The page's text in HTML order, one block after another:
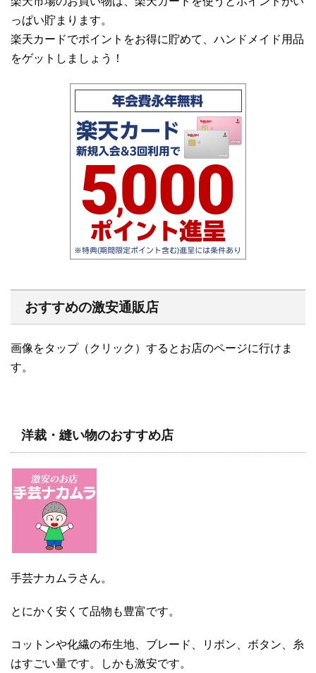
っぱい貯まります。
楽天カードでポイントをお得に貯めて、ハンドメイド用品
をゲットしましょう！
おすすめの激安通販店
画像をタップ（クリック）するとお店のページに行けま
す。
洋裁・縫い物のおすすめ店
手芸ナカムラさん。
とにかく安くて品物も豊富です。
コットンや化繊の布生地、ブレード、リボン、ボタン、糸
はすごい量です。しかも激安です。